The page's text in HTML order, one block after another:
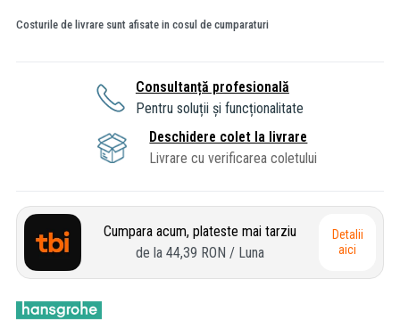
Costurile de livrare sunt afisate in cosul de cumparaturi
Consultanță profesională
Pentru soluții și funcționalitate
Deschidere colet la livrare
Livrare cu verificarea coletului
Cumpara acum, plateste mai tarziu
de la 44,39 RON / Luna
Detalii
aici